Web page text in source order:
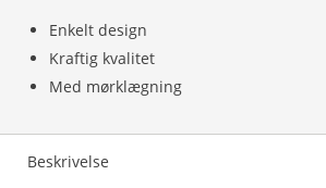
Enkelt design
Kraftig kvalitet
Med mørklægning
Beskrivelse